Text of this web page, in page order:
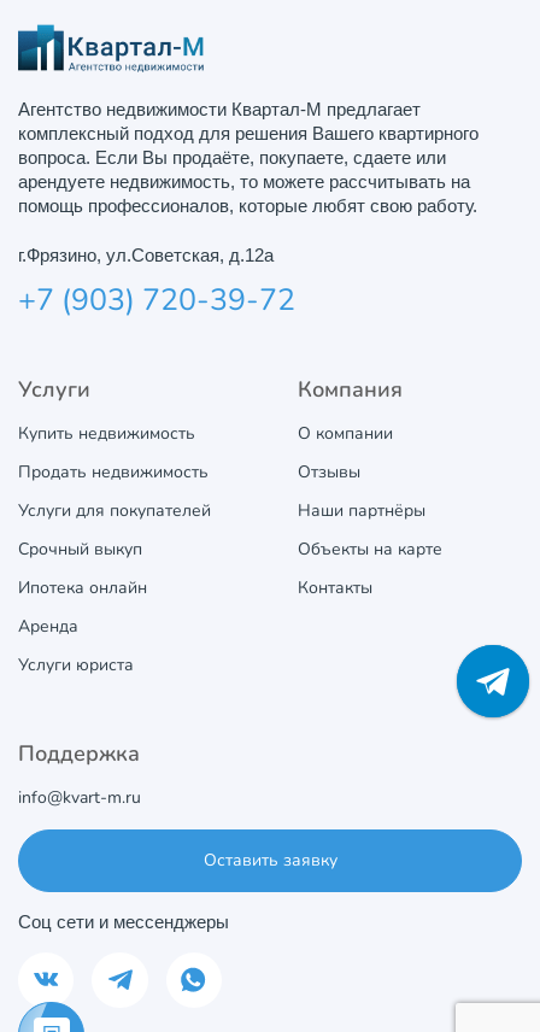
Агентство недвижимости Квартал-М предлагает
комплексный подход для решения Вашего квартирного
вопроса. Если Вы продаёте, покупаете, сдаете или
арендуете недвижимость, то можете рассчитывать на
помощь профессионалов, которые любят свою работу.
г.Фрязино, ул.Советская, д.12а
+7 (903) 720-39-72
Услуги
Купить недвижимость
Продать недвижимость
Услуги для покупателей
Срочный выкуп
Ипотека онлайн
Аренда
Услуги юриста
Компания
О компании
Отзывы
Наши партнёры
Объекты на карте
Контакты
Поддержка
info@kvart-m.ru
Оставить заявку
Соц сети и мессенджеры